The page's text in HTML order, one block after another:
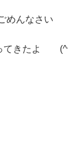
んなさい
てきたよ